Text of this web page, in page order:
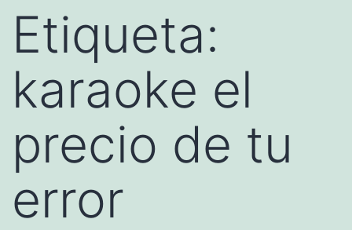
Etiqueta:
karaoke el
precio de tu
error